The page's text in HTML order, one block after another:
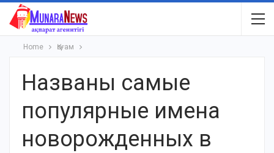
Home Қоғам
Названы самые
популярные имена
новорожденных в